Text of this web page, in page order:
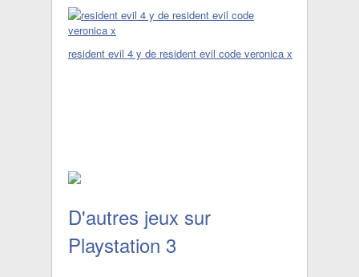
resident evil 4 y de resident evil code veronica x
D'autres jeux sur
Playstation 3